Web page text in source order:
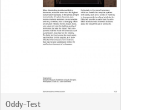
Oddy-Test